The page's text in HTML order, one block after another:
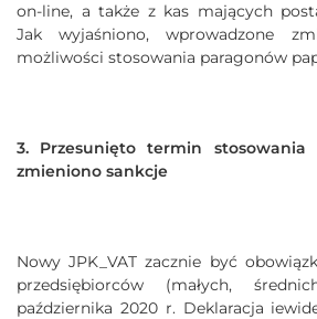
on-line, a także z kas mających
Jak wyjaśniono, wprowadzone
możliwości stosowania paragonów
3. Przesunięto termin stosowania
zmieniono sankcje
Nowy JPK_VAT zacznie być
przedsiębiorców (małych,
października 2020 r. Deklaracja